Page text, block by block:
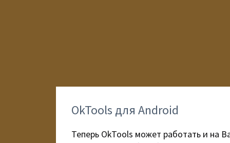
OkTools для Android
Теперь OkTools может работать и на